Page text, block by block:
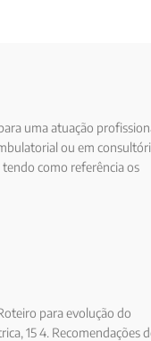
uma atuação
ou em
como referência os
para evolução do
15 4. Recomendações